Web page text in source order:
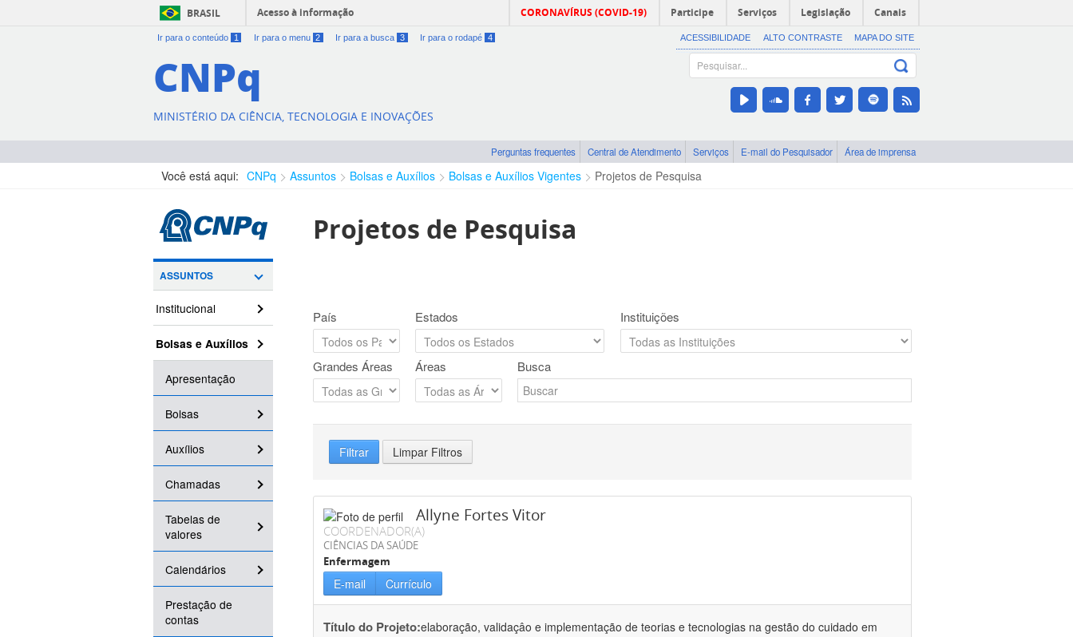
BRASIL Acesso à informação CORONAVÍRUS (COVID-19) Participe Serviços Legislação Canais
Ir para o conteúdo 1 Ir para o menu 2 Ir para a busca 3 Ir para o rodapé 4 ACESSIBILIDADE ALTO CONTRASTE MAPA DO SITE
CNPq
MINISTÉRIO DA CIÊNCIA, TECNOLOGIA E INOVAÇÕES
Perguntas frequentes Central de Atendimento Serviços E-mail do Pesquisador Área de imprensa
Você está aqui: CNPq Assuntos Bolsas e Auxílios Bolsas e Auxílios Vigentes Projetos de Pesquisa
ASSUNTOS
Institucional
Bolsas e Auxílios
Apresentação
Bolsas
Auxílios
Chamadas
Tabelas de
valores
Calendários
Prestação de
contas
Projetos de Pesquisa
País Estados Instituições
Grandes Áreas Áreas Busca
Filtrar Limpar Filtros
Allyne Fortes Vitor
COORDENADOR(A)
CIÊNCIAS DA SAÚDE
Enfermagem
E-mail Currículo
Título do Projeto:elaboração, validaçâo e implementação de teorias e tecnologias na gestão do cuidado em